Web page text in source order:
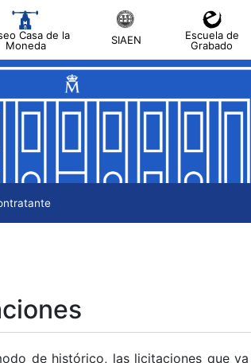
Casa de la
Moneda
SIAEN
Escuela de
Grabado
de histórico, las licitaciones que